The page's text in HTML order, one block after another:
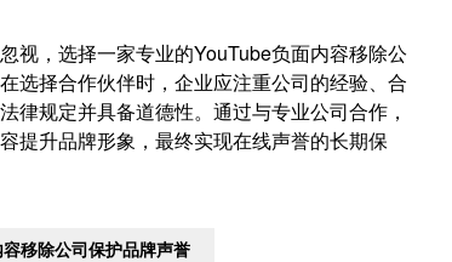
视，选择一家专业的YouTube负面内容移除公
选择合作伙伴时，企业应注重公司的经验、合
律规定并具备道德性。通过与专业公司合作，
提升品牌形象，最终实现在线声誉的长期保
移除公司保护品牌声誉